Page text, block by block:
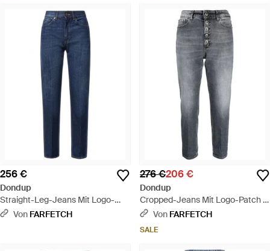
256 €
Dondup
Straight-Leg-Jeans Mit Logo-
Patch - Blau
Von FARFETCH
276 €206 €
Dondup
Cropped-Jeans Mit Logo-Patch -
GrauVon FARFETCH
SALE